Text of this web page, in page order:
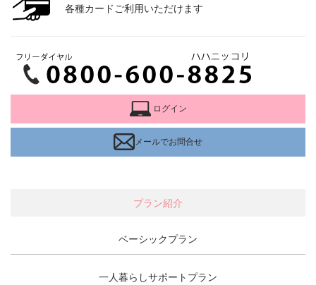
各種カードご利用いただけます
ログイン
メールでお問合せ
プラン紹介
ベーシックプラン
一人暮らしサポートプラン